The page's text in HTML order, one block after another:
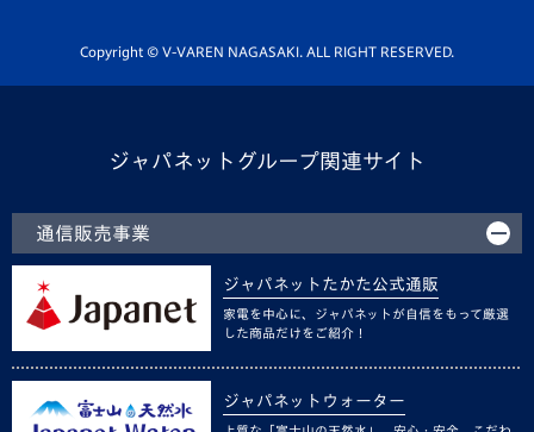
ホームタウン活動
Copyright © V-VAREN NAGASAKI. ALL RIGHT RESERVED.
ジャパネットグループ関連サイト
通信販売事業
ジャパネットたかた公式通販
家電を中心に、ジャパネットが自信をもって厳選
した商品だけをご紹介！
ジャパネットウォーター